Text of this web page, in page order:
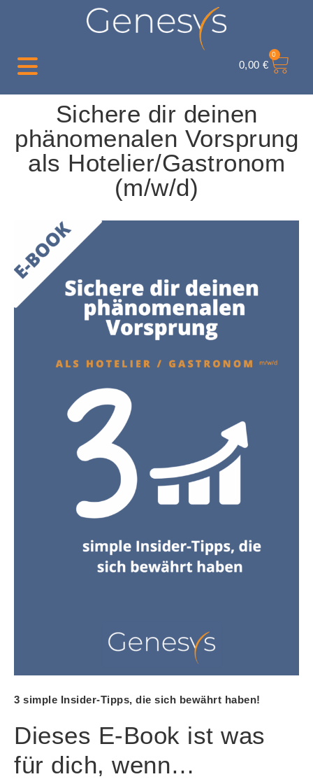
0,00 €
0
Sichere dir deinen
phänomenalen Vorsprung
als Hotelier/Gastronom
(m/w/d)
3 simple Insider-Tipps, die sich bewährt haben!
Dieses E-Book ist was
für dich, wenn…